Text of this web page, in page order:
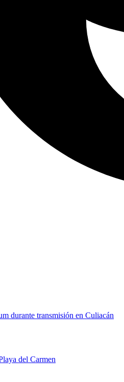
durante transmisión en Culiacán
del Carmen